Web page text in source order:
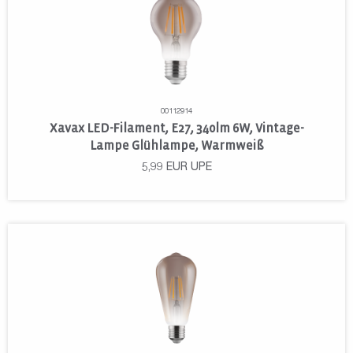
00112914
Xavax LED-Filament, E27, 340lm 6W, Vintage-
Lampe Glühlampe, Warmweiß
5,99 EUR UPE